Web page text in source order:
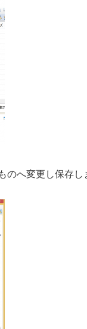
のへ変更し保存し